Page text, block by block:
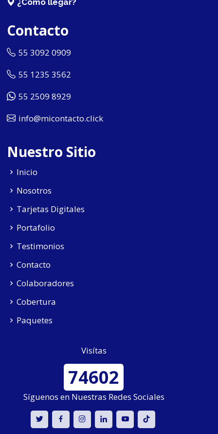
Contacto
55 3092 0909
55 1235 3562
55 2509 8929
info@micontacto.click
Nuestro Sitio
Inicio
Nosotros
Tarjetas Digitales
Portafolio
Testimonios
Contacto
Colaboradores
Cobertura
Paquetes
Visítas
74602
Síguenos en Nuestras Redes Sociales